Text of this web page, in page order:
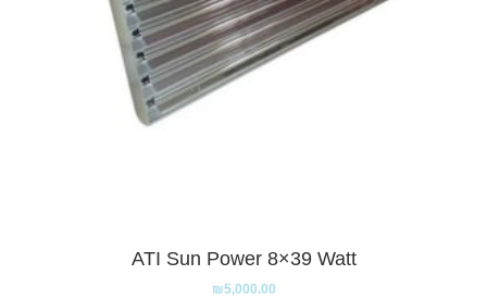
ATI Sun Power 8×39 Watt
₪5,000.00